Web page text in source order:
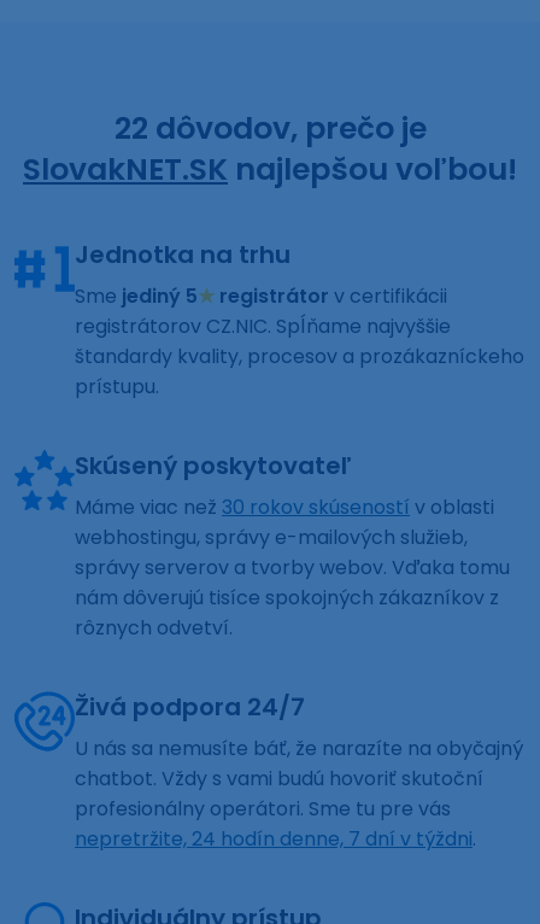
22 dôvodov, prečo je
SlovakNET.SK najlepšou voľbou!
Jednotka na trhu
Sme jediný 5★ registrátor v certifikácii
registrátorov CZ.NIC. Spĺňame najvyššie
štandardy kvality, procesov a prozákazníckeho
prístupu.
Skúsený poskytovateľ
Máme viac než 30 rokov skúseností v oblasti
webhostingu, správy e-mailových služieb,
správy serverov a tvorby webov. Vďaka tomu
nám dôverujú tisíce spokojných zákazníkov z
rôznych odvetví.
Živá podpora 24/7
U nás sa nemusíte báť, že narazíte na obyčajný
chatbot. Vždy s vami budú hovoriť skutoční
profesionálny operátori. Sme tu pre vás
nepretržite, 24 hodín denne, 7 dní v týždni.